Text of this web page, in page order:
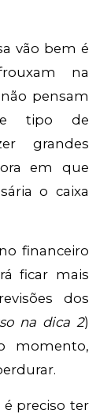
vão bem é
na
pensam
tipo de
grandes
em que
o caixa
financeiro
ficar mais
dos
na dica 2)
momento,
é preciso ter